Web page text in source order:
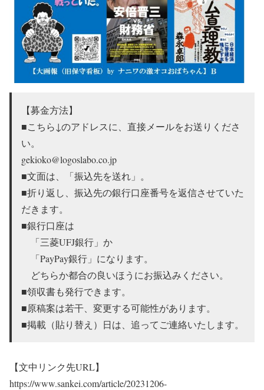
【募金方法】
■こちら↓のアドレスに、直接メールをお送りくださ
い。
gekioko@logoslabo.co.jp
■文面は、「振込先を送れ」。
■折り返し、振込先の銀行口座番号を返信させていた
だきます。
■銀行口座は
「三菱UFJ銀行」か
「PayPay銀行」になります。
どちらか都合の良いほうにお振込みください。
■領収書も発行できます。
■原稿案は若干、変更する可能性があります。
■掲載（貼り替え）日は、追ってご連絡いたします。
【文中リンク先URL】
https://www.sankei.com/article/20231206-